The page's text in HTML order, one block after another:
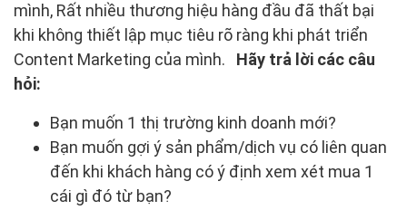
mình, Rất nhiều thương hiệu hàng đầu đã thất bại
khi không thiết lập mục tiêu rõ ràng khi phát triển
Content Marketing của mình. Hãy trả lời các câu
hỏi:
Bạn muốn 1 thị trường kinh doanh mới?
Bạn muốn gợi ý sản phẩm/dịch vụ có liên quan
đến khi khách hàng có ý định xem xét mua 1
cái gì đó từ bạn?